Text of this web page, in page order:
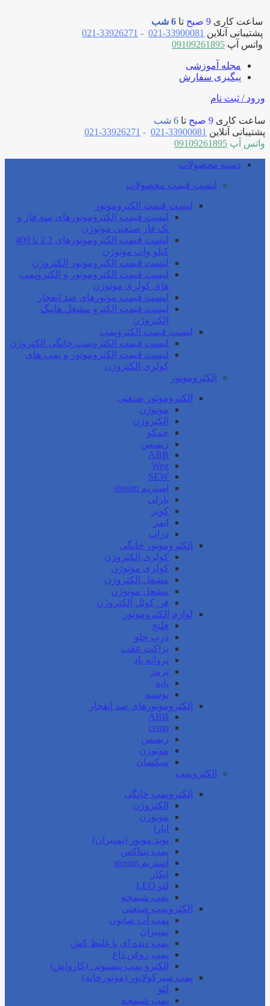
ساعت کاری 9 صبح تا 6 شب
پشتیبانی آنلاین 33900081-021
-
33926271-021
واتس آپ 09109261895
مجله آموزشی
پیگیری سفارش
ورود / ثبت نام
ساعت کاری 9 صبح تا 6 شب
پشتیبانی آنلاین 33900081-021
-
33926271-021
واتس آپ 09109261895
دسته محصولات
لیست قیمت محصولات
لیست قیمت الکتروموتور
لیست قیمت الکتروموتورهای سه فاز و
تک فاز صنعتی موتوژن
لیست قیمت الکتروموتورهای 2.2 تا 400
کیلو وات موتوژن
لیست قیمت الکتروموتور الکتروژن
لیست قیمت الکتروموتور و الکتروپمپ
های کولری موتوژن
لیست قیمت موتورهای ضد انفجار
لیست قیمت الکترو مشعل هانیگ
الکتروژن
لیست قیمت الکتروپمپ
لیست قیمت الکتروپمپ خانگی الکتروژن
لیست قیمت الکتروموتور و پمپ های
کولری الکتروژن
الکتروموتور
الکتروموتور صنعتی
موتوژن
الکتروژن
جمکو
زیمنس
ABB
Weg
SEW
استریم stream
بارلی
کوپر
ایمر
دراپ
الکتروموتور خانگی
کولری الکتروژن
کولری موتوژن
مشعل الکتروژن
مشعل موتوژن
فن کوئل الکتروژن
لوازم الکتروموتور
فلنج
درب جلو
براکت عقب
پروانه باد
ترمز
پایه
پوسته
الکتروموتورهای ضد انفجار
ABB
cemp
زیمنس
موتوژن
میکسان
الکتروپمپ
الکتروپمپ خانگی
الکتروژن
موتوژن
ابارا
نوید موتور (پمپیران)
پمپ پنتاکس
استریم stream
ایکار
لئو LEO
پمپ شیمجه
الکتروپمپ صنعتی
پمپ آب صابون
پمپیران
پمپ دنده ای یا غلیظ کش
پمپ روغن داغ
الکترو پمپ پیستونی (کارواش)
پمپ سیرکولاتور (موتورخانه)
لئو
پمپ شیمجه